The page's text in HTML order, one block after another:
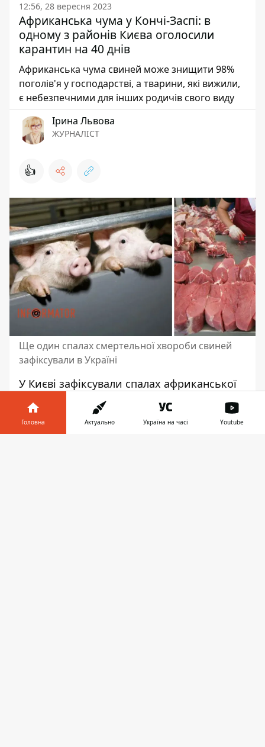
12:56, 28 вересня 2023
Африканська чума у Кончі-Заспі: в
одному з районів Києва оголосили
карантин на 40 днів
Африканська чума свиней може знищити 98%
поголів'я у господарстві, а тварини, які вижили,
є небезпечними для інших родичів свого виду
Ірина Львова
ЖУРНАЛІСТ
👍
Ще один спалах смертельної хвороби свиней
зафіксували в Україні
У Києві зафіксували спалах африканської
. На території Конча-Заспи
виявили труп зараженої тварини.
Київська державна міська адміністрація
Головна Актуально Україна на часі Youtube